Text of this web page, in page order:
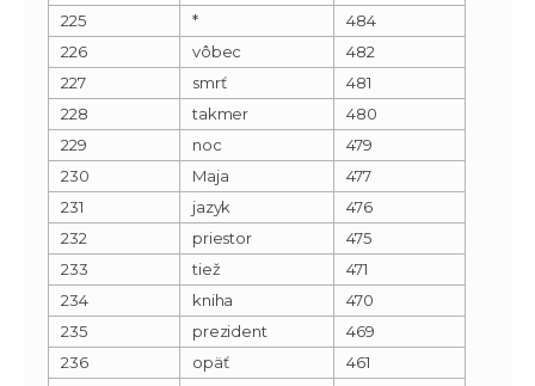
225
*
484
226
vôbec
482
227
smrť
481
228
takmer
480
229
noc
479
230
Maja
477
231
jazyk
476
232
priestor
475
233
tiež
471
234
kniha
470
235
prezident
469
236
opäť
461